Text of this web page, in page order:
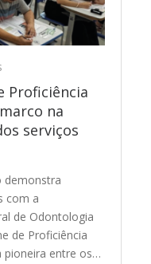
Proficiência
na
serviços
demonstra
com a
de Odontologia
de Proficiência
pioneira entre os…